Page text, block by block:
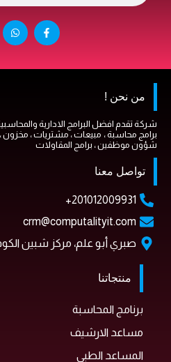
من نحن !
شركة تقدم افضل البرامج الادارية
برامج محاسبة ، مبيعات ، مشتريات ،
شؤون موظفين ، برامج المقاولات
تواصل معنا
201012009931+
crm@computalityit.com
صبري أبو علم، مركز شبين
منتجاتنا
برنامج المحاسبة
مساعد الارشيف
المساعد الطبي